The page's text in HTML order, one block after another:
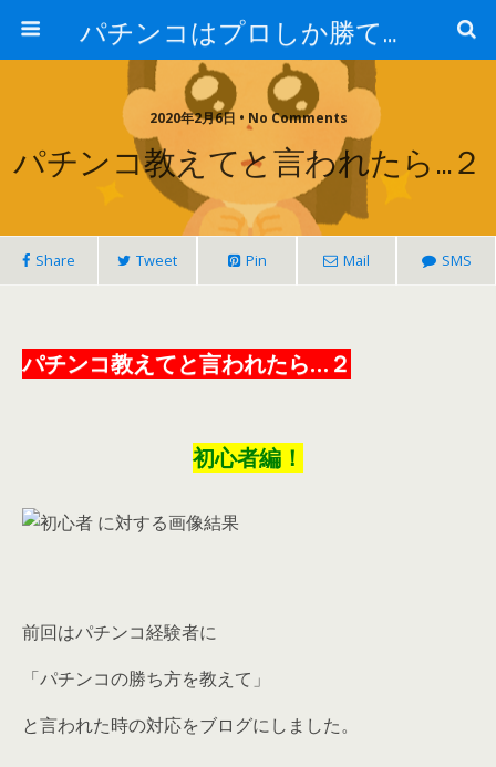
パチンコはプロしか勝てない！
2020年2月6日 • No Comments
パチンコ教えてと言われたら…２
Share Tweet Pin Mail SMS
パチンコ教えてと言われたら…２
初心者編！
前回はパチンコ経験者に
「パチンコの勝ち方を教えて」
と言われた時の対応をブログにしました。